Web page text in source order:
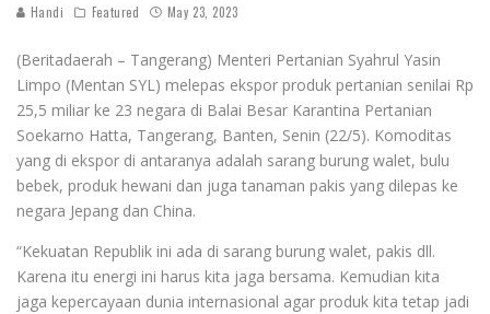
Handi Featured May 23, 2023
(Beritadaerah – Tangerang) Menteri Pertanian Syahrul Yasin
Limpo (Mentan SYL) melepas ekspor produk pertanian senilai Rp
25,5 miliar ke 23 negara di Balai Besar Karantina Pertanian
Soekarno Hatta, Tangerang, Banten, Senin (22/5). Komoditas
yang di ekspor di antaranya adalah sarang burung walet, bulu
bebek, produk hewani dan juga tanaman pakis yang dilepas ke
negara Jepang dan China.
“Kekuatan Republik ini ada di sarang burung walet, pakis dll.
Karena itu energi ini harus kita jaga bersama. Kemudian kita
jaga kepercayaan dunia internasional agar produk kita tetap jadi